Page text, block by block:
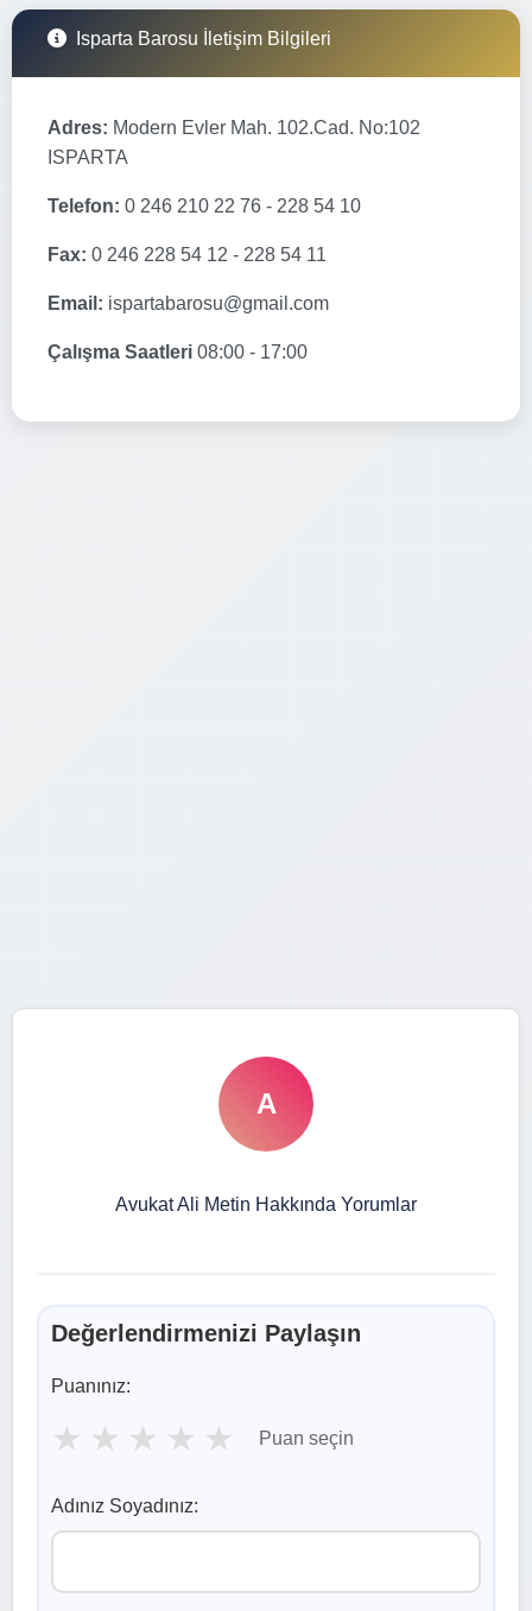
Isparta Barosu İletişim Bilgileri
Adres: Modern Evler Mah. 102.Cad. No:102
ISPARTA
Telefon: 0 246 210 22 76 - 228 54 10
Fax: 0 246 228 54 12 - 228 54 11
Email: ispartabarosu@gmail.com
Çalışma Saatleri 08:00 - 17:00
A
Avukat Ali Metin Hakkında Yorumlar
Değerlendirmenizi Paylaşın
Puanınız:
★ ★ ★ ★ ★ Puan seçin
Adınız Soyadınız: